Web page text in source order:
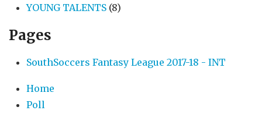
YOUNG TALENTS (8)
Pages
SouthSoccers Fantasy League 2017-18 - INT
Home
Poll